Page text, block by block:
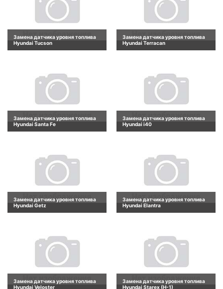
Замена датчика уровня топлива
Hyundai Tucson
Замена датчика уровня топлива
Hyundai Terracan
Замена датчика уровня топлива
Hyundai Santa Fe
Замена датчика уровня топлива
Hyundai i40
Замена датчика уровня топлива
Hyundai Getz
Замена датчика уровня топлива
Hyundai Elantra
Замена датчика уровня топлива
Hyundai Veloster
Замена датчика уровня топлива
Hyundai Starex (H-1)